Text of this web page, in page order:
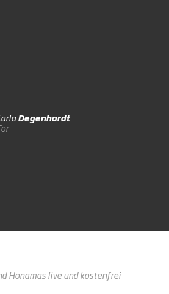
Degenhardt
Honamas live und kostenfrei